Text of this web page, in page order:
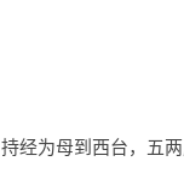
持经为母到西台，五